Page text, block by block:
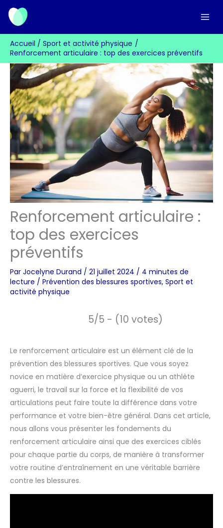
Aller
contenu
Accueil
Sport et activité physique
Renforcement articulaire : top des exercices préventifs
Renforcement articulaire :
top des exercices
préventifs
Par Jocelyne Durand / 21 juillet 2024 / 4 minutes de
lecture / Prévention des blessures sportives, Sport et
activité physique
5/5 - (10 votes)
Le renforcement articulaire est un élément clé de la
prévention des blessures sportives. Que vous soyez
novice en matière d’exercice physique ou un athlète
aguerri, le travail sur la force et la flexibilité de vos
articulations peut faire toute la différence dans votre
performance et votre bien-être général. Dans cet article,
nous allons vous présenter les fondements du
renforcement articulaire ainsi que des exercices ciblés
pour chaque partie du corps, de manière à transformer
votre routine d’entraînement en une véritable barrière
contre les blessures.